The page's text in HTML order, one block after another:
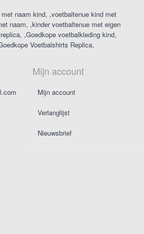
naam kind ,voetbaltenue kind met
naam ,kinder voetbaltenue met eigen
,Goedkope voetbalkleding kind
Voetbalshirts Replica
Mijn account
Mijn account
Verlanglijst
Nieuwsbrief